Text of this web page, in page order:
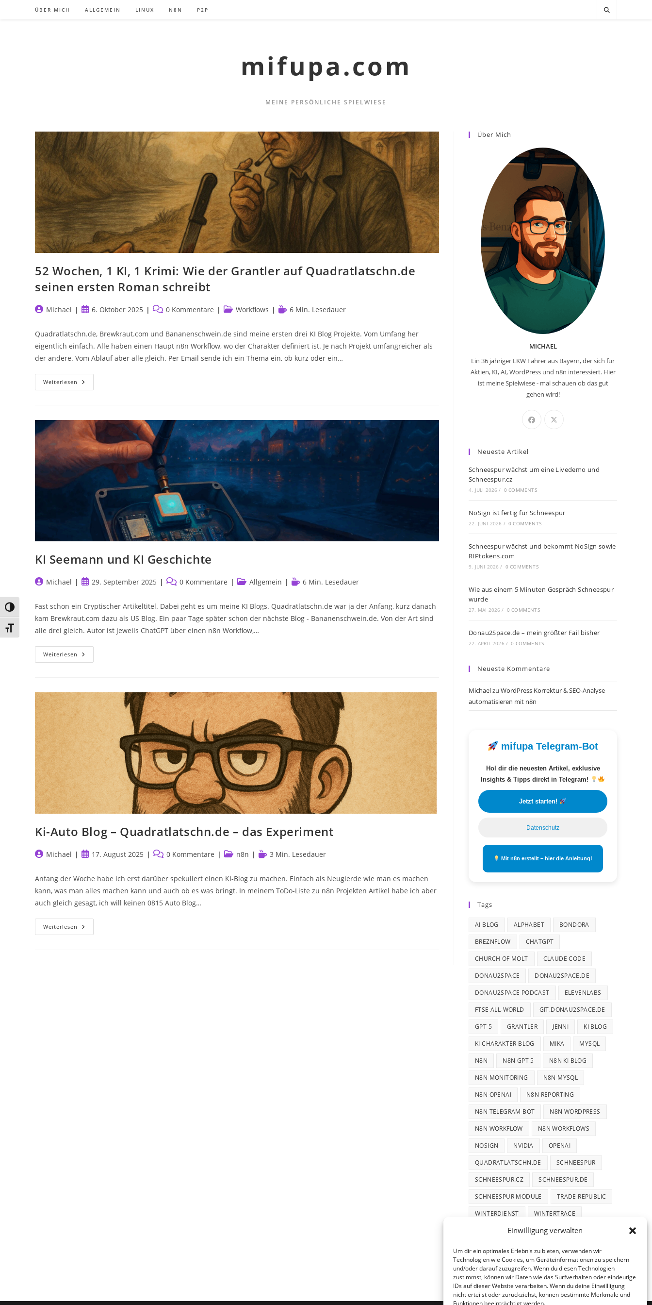
Einwilligung verwalten
Um dir ein optimales Erlebnis zu bieten, verwenden wir
Technologien wie Cookies, um Geräteinformationen zu speichern
und/oder darauf zuzugreifen. Wenn du diesen Technologien
zustimmst, können wir Daten wie das Surfverhalten oder eindeutige
IDs auf dieser Website verarbeiten. Wenn du deine Einwillligung
nicht erteilst oder zurückziehst, können bestimmte Merkmale und
Funktionen beeinträchtigt werden.
Umschalten auf hohe Kontraste
Schrift vergrößern
ÜBER MICH ALLGEMEIN LINUX N8N P2P
mifupa.com
MEINE PERSÖNLICHE SPIELWIESE
52 Wochen, 1 KI, 1 Krimi: Wie der Grantler auf Quadratlatschn.de
seinen ersten Roman schreibt
Beitrags-
Michael
Beitrag
6. Oktober 2025
Beitrags-
0 Kommentare
Beitrags-
Workflows Lesedauer:
6 Min. Lesedauer
Quadratlatschn.de, Brewkraut.com und Bananenschwein.de sind meine ersten drei KI Blog Projekte. Vom Umfang her
eigentlich einfach. Alle haben einen Haupt n8n Workflow, wo der Charakter definiert ist. Je nach Projekt umfangreicher als
der andere. Vom Ablauf aber alle gleich. Per Email sende ich ein Thema ein, ob kurz oder ein…
Weiterlesen 52
Wochen,
Wie
Der
Grantler
Auf
Quadratlatschn.de
Seinen
Ersten
Roman
Schreibt
KI Seemann und KI Geschichte
Beitrags-
Michael
Beitrag29. September 2025
Beitrags-
0 Kommentare
Beitrags-
Allgemein Lesedauer:
6 Min. Lesedauer
Fast schon ein Cryptischer Artikeltitel. Dabei geht es um meine KI Blogs. Quadratlatschn.de war ja der Anfang, kurz danach
kam Brewkraut.com dazu als US Blog. Ein paar Tage später schon der nächste Blog - Bananenschwein.de. Von der Art sind
alle drei gleich. Autor ist jeweils ChatGPT über einen n8n Workflow,…
Weiterlesen KI
Seemann
Ki-Auto Blog – Quadratlatschn.de – das Experiment
Beitrags-
Michael
Beitrag17. August 2025
Beitrags-
0 Kommentare
Beitrags-
n8n Lesedauer:
3 Min. Lesedauer
Anfang der Woche habe ich erst darüber spekuliert einen KI-Blog zu machen. Einfach als Neugierde wie man es machen
kann, was man alles machen kann und auch ob es was bringt. In meinem ToDo-Liste zu n8n Projekten Artikel habe ich aber
auch gleich gesagt, ich will keinen 0815 Auto Blog…
Weiterlesen Ki-
Auto
Über Mich
MICHAEL
Ein 36 jähriger LKW Fahrer aus Bayern, der sich für
Aktien, KI, AI, WordPress und n8n interessiert. Hier
ist meine Spielwiese - mal schauen ob das gut
gehen wird!
Neueste Artikel
Schneespur wächst um eine Livedemo und
Schneespur.cz
4. JULI 2026 / 0 COMMENTS
NoSign ist fertig für Schneespur
22. JUNI 2026 / 0 COMMENTS
Schneespur wächst und bekommt NoSign sowie
RIPtokens.com
9. JUNI 2026 / 0 COMMENTS
Wie aus einem 5 Minuten Gespräch Schneespur
wurde
27. MAI 2026 / 0 COMMENTS
Donau2Space.de – mein größter Fail bisher
22. APRIL 2026 / 0 COMMENTS
Neueste Kommentare
Michaelzu WordPress Korrektur & SEO-Analyse
automatisieren mit n8n
mifupa Telegram-Bot
Hol dir die neuesten Artikel, exklusive
Insights & Tipps direkt in Telegram!
Jetzt starten!
Datenschutz
Mit n8n erstellt – hier die Anleitung!
Tags
AI BLOG ALPHABET BONDORA
BREZNFLOW CHATGPT
CHURCH OF MOLT CLAUDE CODE
DONAU2SPACE DONAU2SPACE.DE
DONAU2SPACE PODCAST ELEVENLABS
FTSE ALL-WORLD GIT.DONAU2SPACE.DE
GPT 5 GRANTLER JENNI KI BLOG
KI CHARAKTER BLOG MIKA MYSQL
N8N N8N GPT 5 N8N KI BLOG
N8N MONITORING N8N MYSQL
N8N OPENAI N8N REPORTING
N8N TELEGRAM BOT N8N WORDPRESS
N8N WORKFLOW N8N WORKFLOWS
NOSIGN NVIDIA OPENAI
QUADRATLATSCHN.DE SCHNEESPUR
SCHNEESPUR.CZ SCHNEESPUR.DE
SCHNEESPUR MODULE TRADE REPUBLIC
WINTERDIENST WINTERTRACE
WINTERTRACE.COM WORDPRESS
WORDPRESS PLUGIN